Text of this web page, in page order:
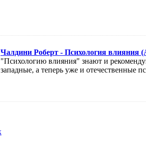
Чалдини Роберт - Психология влияния
"Психологию влияния" знают и
западные, а теперь уже и отечественные